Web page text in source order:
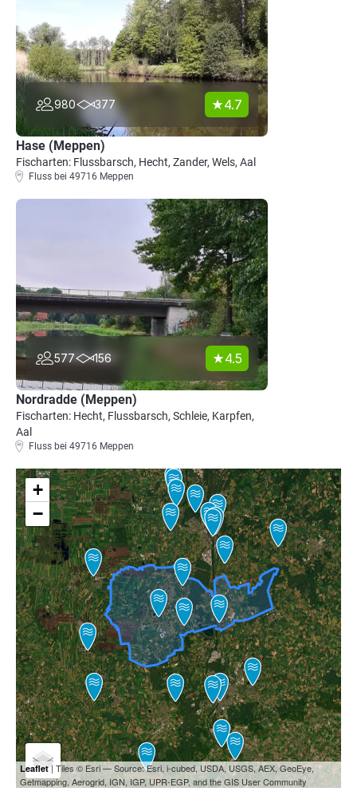
980 377 4.7
Hase (Meppen)
Fischarten: Flussbarsch, Hecht, Zander, Wels, Aal
Fluss bei 49716 Meppen
577 156 4.5
Nordradde (Meppen)
Fischarten: Hecht, Flussbarsch, Schleie, Karpfen,
Aal
Fluss bei 49716 Meppen
+
−
Leaflet| Tiles © Esri — Source: Esri, i-cubed, USDA, USGS, AEX, GeoEye,
Getmapping, Aerogrid, IGN, IGP, UPR-EGP, and the GIS User Community